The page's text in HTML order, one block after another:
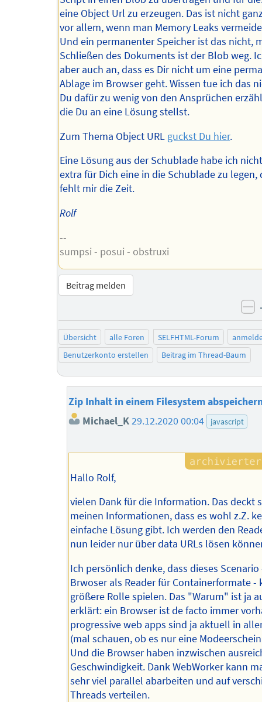
eine Object Url zu erzeugen. Das ist nicht
vor allem, wenn man Memory Leaks
Und ein permanenter Speicher ist das nicht,
Schließen des Dokuments ist der Blob weg.
aber auch an, dass es Dir nicht um eine
Ablage im Browser geht. Wissen tue ich das
Du dafür zu wenig von den Ansprüchen
die Du an eine Lösung stellst.
Zum Thema Object URL guckst Du hier.
Eine Lösung aus der Schublade habe ich
extra für Dich eine in die Schublade zu legen,
fehlt mir die Zeit.
Rolf
--
sumpsi - posui - obstruxi
Beitrag melden
Übersicht alle Foren SELFHTML-Forum
Benutzerkonto erstellen
Beitrag im Thread-Baum
Zip Inhalt in einem Filesystem
Michael_K29.12.2020 00:04 javascript
Hallo Rolf,
vielen Dank für die Information. Das deckt
meinen Informationen, dass es wohl z.Z.
einfache Lösung gibt. Ich werden den
nun leider nur über data URLs lösen
Ich persönlich denke, dass dieses Scenario
Brwoser als Reader für Containerformate -
größere Rolle spielen. Das "Warum" ist ja
erklärt: ein Browser ist de facto immer
progressive web apps sind ja aktuell in
(mal schauen, ob es nur eine
Und die Browser haben inzwischen
Geschwindigkeit. Dank WebWorker kann
sehr viel parallel abarbeiten und auf
Threads verteilen.